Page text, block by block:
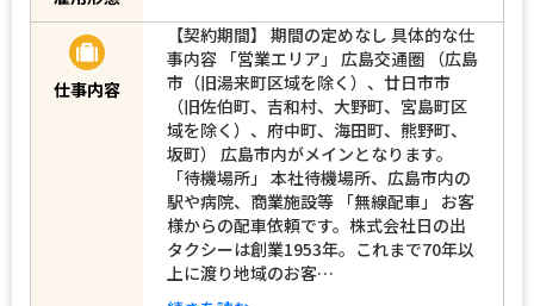
仕事内容
【契約期間】 期間の定めなし 具体的な仕
事内容 「営業エリア」 広島交通圏 （広島
市（旧湯来町区域を除く）、廿日市市
（旧佐伯町、吉和村、大野町、宮島町区
域を除く）、府中町、海田町、熊野町、
坂町） 広島市内がメインとなります。
「待機場所」 本社待機場所、広島市内の
駅や病院、商業施設等 「無線配車」 お客
様からの配車依頼です。株式会社日の出
タクシーは創業1953年。これまで70年以
上に渡り地域のお客…